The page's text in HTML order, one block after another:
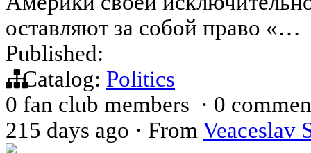
оставляют за собой право «…
Published:
Catalog: Politics
0 fan club members · 0
215 days ago · From Veaceslav